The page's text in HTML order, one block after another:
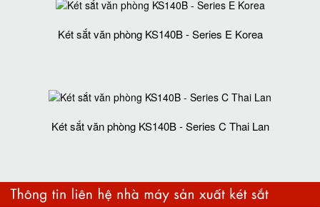
Két sắt văn phòng KS140B - Series E Korea
Két sắt văn phòng KS140B - Series C Thai Lan